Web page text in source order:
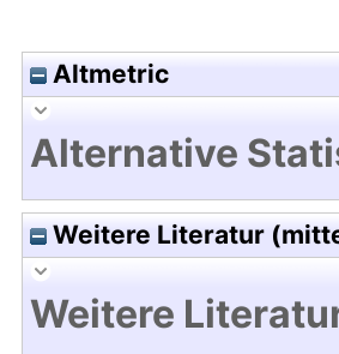
Altmetric
Alternative
Weitere Literatur
Weitere